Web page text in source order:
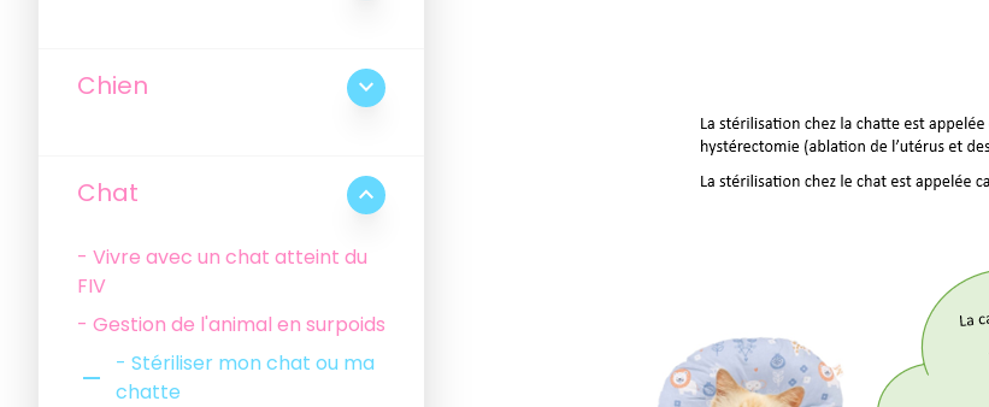
Chien expand_more
Chat expand_less
- Vivre avec un chat atteint du
FIV
- Gestion de l'animal en surpoids
remove
- Stériliser mon chat ou ma
chatte